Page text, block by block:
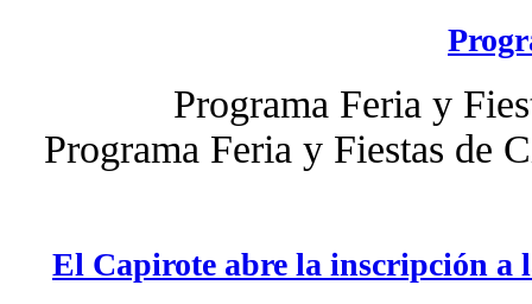
Programa Feria y
Programa Feria y Fiestas de
El Capirote abre la inscripción a